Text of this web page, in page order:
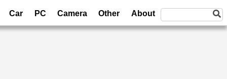
Car PC Camera Other About